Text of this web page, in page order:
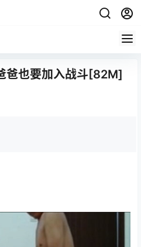
爸也要加入战斗[82M]